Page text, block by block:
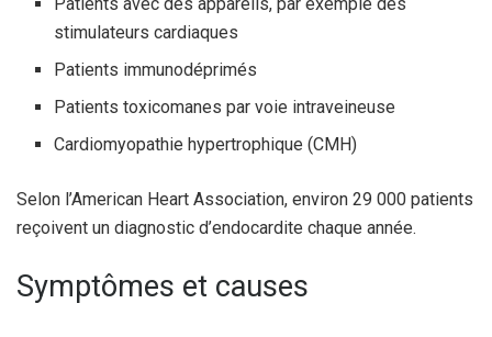
stimulateurs cardiaques
Patients immunodéprimés
Patients toxicomanes par voie intraveineuse
Cardiomyopathie hypertrophique (CMH)
Selon l’American Heart Association, environ 29 000 patients
reçoivent un diagnostic d’endocardite chaque année.
Symptômes et causes